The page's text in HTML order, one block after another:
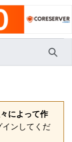
によって作
ンしてくだ